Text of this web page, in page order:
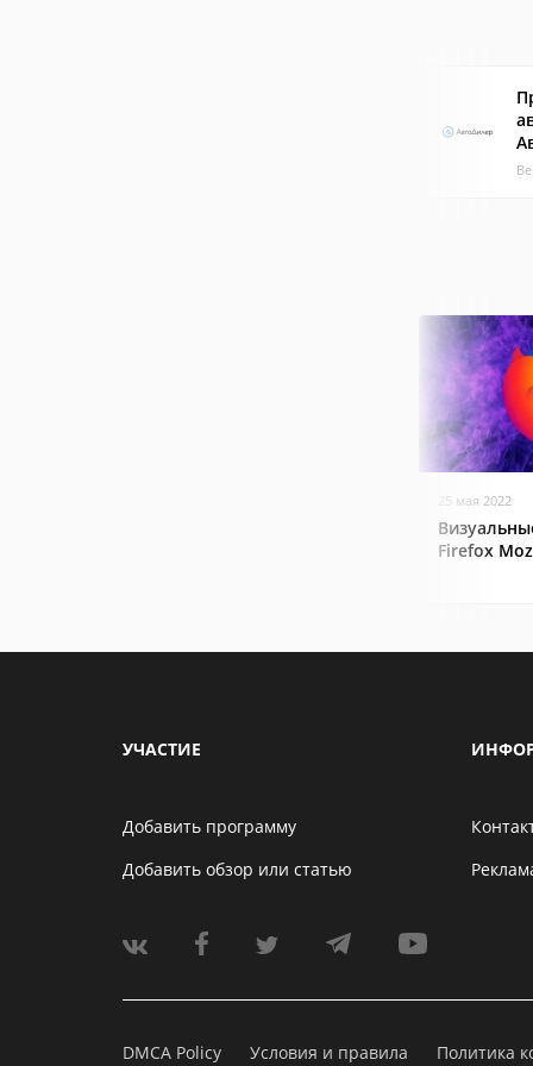
25 мая 2022
Firefox
УЧАСТИЕ
Добавить программу
Добавить обзор или статью
DMCA Policy Условия и правила Политика